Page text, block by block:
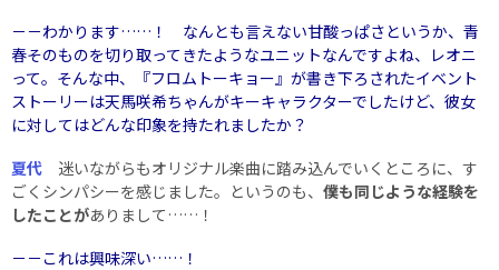
－－わかります……！ なんとも言えない甘酸っぱさというか、青
春そのものを切り取ってきたようなユニットなんですよね、レオニ
って。そんな中、『フロムトーキョー』が書き下ろされたイベント
ストーリーは天馬咲希ちゃんがキーキャラクターでしたけど、彼女
に対してはどんな印象を持たれましたか？
夏代 迷いながらもオリジナル楽曲に踏み込んでいくところに、す
ごくシンパシーを感じました。というのも、 僕も同じような経験を
したことがありまして……！
－－これは興味深い……！